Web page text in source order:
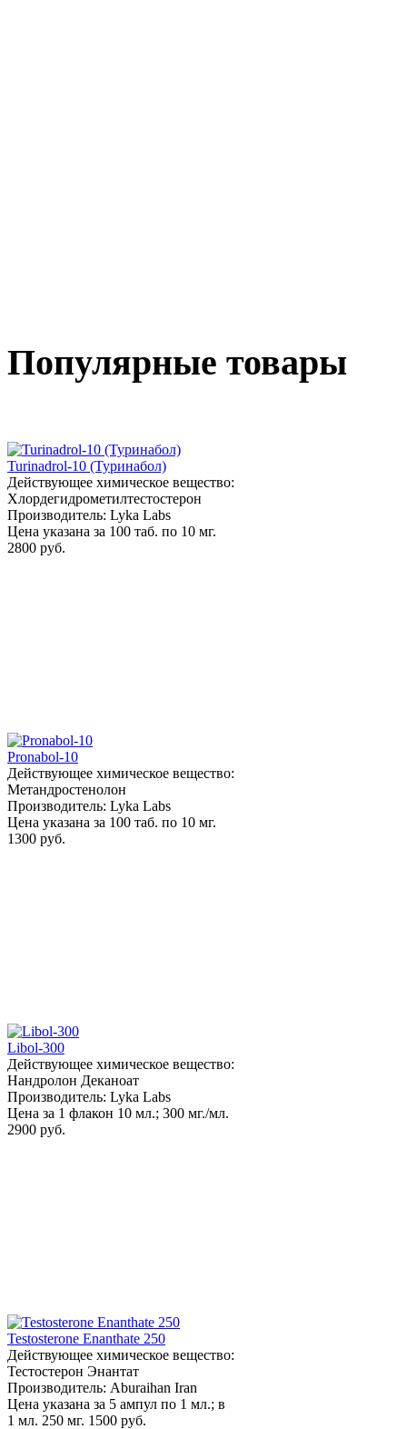
Популярные товары
Turinadrol-10 (Туринабол)
Действующее химическое вещество:
Хлордегидрометилтестостерон
Производитель: Lyka Labs
Цена указана за 100 таб. по 10 мг.
2800 руб.
Pronabol-10
Действующее химическое вещество:
Метандростенолон
Производитель: Lyka Labs
Цена указана за 100 таб. по 10 мг.
1300 руб.
Libol-300
Действующее химическое вещество:
Нандролон Деканоат
Производитель: Lyka Labs
Цена за 1 флакон 10 мл.; 300 мг./мл.
2900 руб.
Testosterone Enanthate 250
Действующее химическое вещество:
Тестостерон Энантат
Производитель: Aburaihan Iran
Цена указана за 5 ампул по 1 мл.; в
1 мл. 250 мг. 1500 руб.